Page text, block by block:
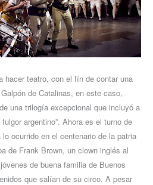
hacer teatro, con el fín de contar una
de Catalinas, en este caso,
una trilogía excepcional que incluyó a
argentino”. Ahora es el turno de
lo ocurrido en el centenario de la patria
de Frank Brown, un clown inglés al
de buena familia de Buenos
que salían de su circo. A pesar